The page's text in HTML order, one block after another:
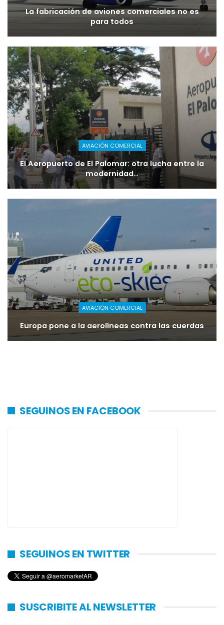
La fabricación de aviones comerciales no es
para todos
AVIACIÓN COMERCIAL
El Aeropuerto de El Palomar: otra lucha entre la
modernidad…
AVIACIÓN COMERCIAL
Europa pone a la aerolíneas contra las cuerdas
SEGUINOS EN FACEBOOK
SEGUINOS EN TWITTER
SUSCRIBITE AL NEWSLETTER